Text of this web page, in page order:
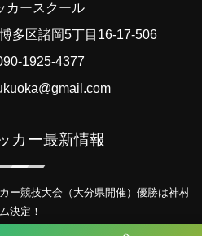
カースクール
多区諸岡5丁目16-17-506
1925-4377
カー最新情報
ー競技大会（大分県開催）優勝は神村
決定！